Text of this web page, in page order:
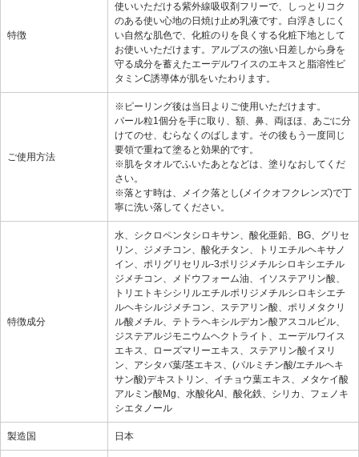
特徴
使いいただける紫外線吸収剤フリーで、しっとりコク
のある使い心地の日焼け止め乳液です。白浮きしにく
い自然な肌色で、化粧のりを良くする化粧下地として
お使いいただけます。アルプスの強い日差しから身を
守る成分を蓄えたエーデルワイスのエキスと脂溶性ビ
タミンC誘導体が肌をいたわります。
ご使用方法
※ピーリング後は当日よりご使用いただけます。
パール粒1個分を手に取り、額、鼻、両ほほ、あごに分
けてのせ、むらなくのばします。その後もう一度同じ
要領で重ねて塗ると効果的です。
※肌をタオルでふいたあとなどは、塗りなおしてくだ
さい。
※落とす時は、メイク落とし(メイクオフクレンズ)で丁
寧に洗い落してください。
特徴成分
水、シクロペンタシロキサン、酸化亜鉛、BG、グリセ
リン、ジメチコン、酸化チタン、トリエチルヘキサノ
イン、ポリグリセリル-3ポリジメチルシロキシエチル
ジメチコン、メドウフォーム油、イソステアリン酸、
トリエトキシシリルエチルポリジメチルシロキシエチ
ルヘキシルジメチコン、ステアリン酸、ポリメタクリ
ル酸メチル、テトラヘキシルデカン酸アスコルビル、
ジステアルジモニウムヘクトライト、エーデルワイス
エキス、ローズマリーエキス、ステアリン酸イヌリ
ン、アシタバ葉/茎エキス、(パルミチン酸/エチルヘキ
サン酸)デキストリン、イチョウ葉エキス、メタケイ酸
アルミン酸Mg、水酸化Al、酸化鉄、シリカ、フェノキ
シエタノール
製造国 日本